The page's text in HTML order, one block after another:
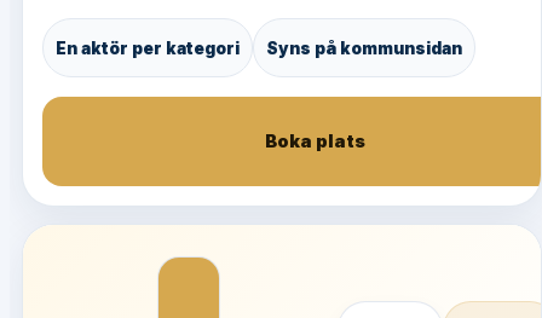
En aktör per kategori Syns på kommunsidan
Boka plats